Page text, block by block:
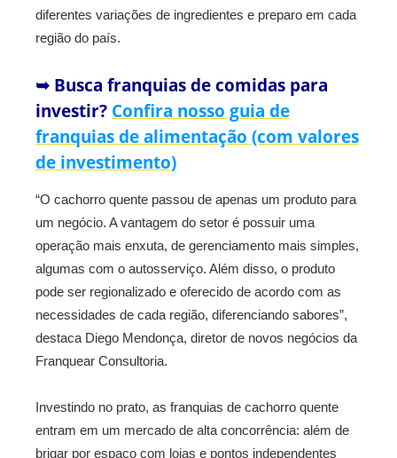
diferentes variações de ingredientes e preparo em cada
região do país.
➥ Busca franquias de comidas para
investir? Confira nosso guia de
franquias de alimentação (com valores
de investimento)
“O cachorro quente passou de apenas um produto para
um negócio. A vantagem do setor é possuir uma
operação mais enxuta, de gerenciamento mais simples,
algumas com o autosserviço. Além disso, o produto
pode ser regionalizado e oferecido de acordo com as
necessidades de cada região, diferenciando sabores”,
destaca Diego Mendonça, diretor de novos negócios da
Franquear Consultoria.
Investindo no prato, as franquias de cachorro quente
entram em um mercado de alta concorrência: além de
brigar por espaço com lojas e pontos independentes